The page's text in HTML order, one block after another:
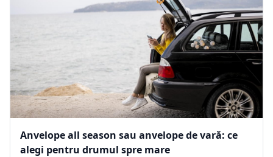
Anvelope all season sau anvelope de vară: ce
alegi pentru drumul spre mare